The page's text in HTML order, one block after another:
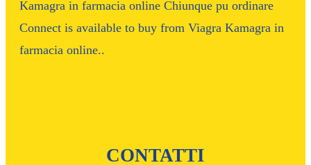
Kamagra in farmacia online Chiunque pu ordinare
Connect is available to buy from Viagra Kamagra in
farmacia online..
CONTATTI